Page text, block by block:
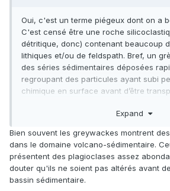
Oui, c'est un terme piégeux dont on a
C'est censé être une roche
détritique, donc) contenant beaucoup
lithiques et/ou de feldspath. Bref, un
des séries sédimentaires déposées
regroupant des particules ayant subi
chimique en surface avant d’être
argilites (ou des schistes quand c'est
Beaucoup de formations dénommées
grauwackes" sont plus ou moins
comme d'anciens dépôts gravitaires
Mais vos échantillons 2 3 pourraient
Expand
Bien souvent les greywackes montrent
dans le domaine volcano-sédimentaire.
présentent des plagioclases assez
douter qu'ils ne soient pas altérés avant
bassin sédimentaire.